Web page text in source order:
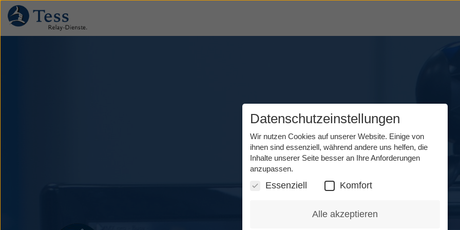
Direkt
zum
Inhalt
Datenschutzeinstellungen
Wir nutzen Cookies auf unserer Website. Einige von
ihnen sind essenziell, während andere uns helfen, die
Inhalte unserer Seite besser an Ihre Anforderungen
anzupassen.
Essenziell Komfort
Alle akzeptieren